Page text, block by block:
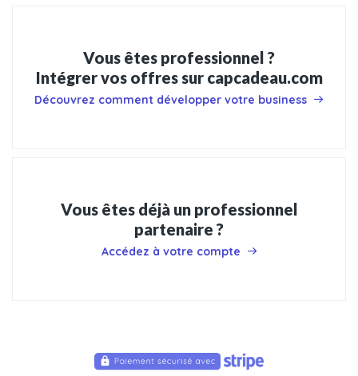
Vous êtes professionnel ?
Intégrer vos offres sur capcadeau.com
Découvrez comment développer votre business
Vous êtes déjà un professionnel
partenaire ?
Accédez à votre compte